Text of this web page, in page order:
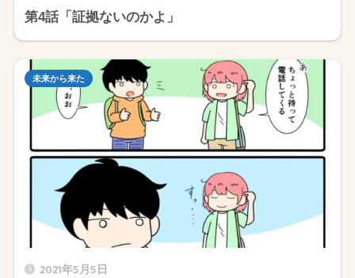
第4話「証拠ないのかよ」
2021年5月5日
未来から来た